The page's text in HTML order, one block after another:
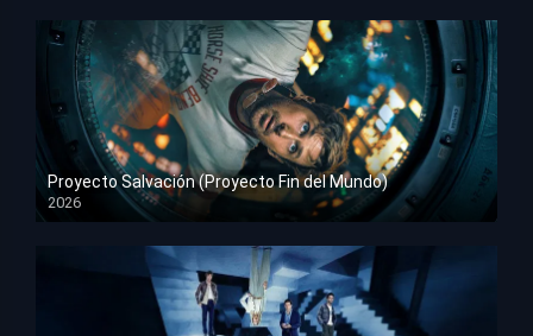
Proyecto Salvación (Proyecto Fin del Mundo)
2026
HD 1080p